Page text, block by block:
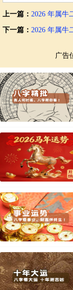
上一篇： 2026 年属牛
下一篇： 2026 年属牛
广告